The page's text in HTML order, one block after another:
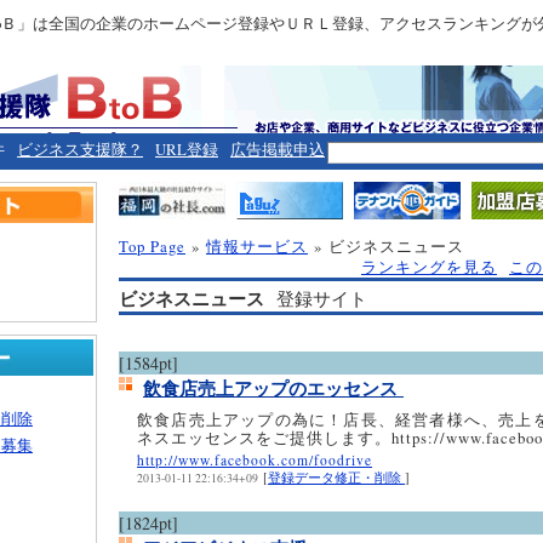
」は全国の企業のホームページ登録やＵＲＬ登録、アクセスランキング
ビジネス支援隊？ URL登録 広告掲載申込
Top Page »情報サービス » ビジネスニュース
ランキングを見る
こ
ビジネスニュース 登録サイト
[1584pt]
飲食店売上アップのエッセンス
飲食店売上アップの為に！店長、経営者様へ、売上
ネスエッセンスをご提供します。https://
http://www.facebook.com/foodrive
2013-01-11 22:16:34+09 [登録データ修正・削除 ]
[1824pt]
除
集